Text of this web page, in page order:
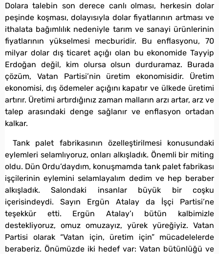
Dolara talebin son derece canlı olması, herkesin dolar
peşinde koşması, dolayısıyla dolar fiyatlarının artması ve
ithalata bağımlılık nedeniyle tarım ve sanayi ürünlerinin
fiyatlarının yükselmesi mecburidir. Bu enflasyonu, 70
milyar dolar dış ticaret açığı olan bu ekonomide Tayyip
Erdoğan değil, kim olursa olsun durduramaz. Burada
çözüm, Vatan Partisi’nin üretim ekonomisidir. Üretim
ekonomisi, dış ödemeler açığını kapatır ve ülkede üretimi
artırır. Üretimi artırdığınız zaman malların arzı artar, arz ve
talep arasındaki denge sağlanır ve enflasyon ortadan
kalkar.
Tank palet fabrikasının özelleştirilmesi konusundaki
eylemleri selamlıyoruz, onları alkışladık. Önemli bir miting
oldu. Dün Ordu’daydım, konuşmamda tank palet fabrikası
işçilerinin eylemini selamlayalım dedim ve hep beraber
alkışladık. Salondaki insanlar büyük bir coşku
içerisindeydi. Sayın Ergün Atalay da İşçi Partisi’ne
teşekkür etti. Ergün Atalay’ı bütün kalbimizle
destekliyoruz, omuz omuzayız, yürek yüreğiyiz. Vatan
Partisi olarak “Vatan için, üretim için” mücadelelerde
beraberiz. Önümüzde iki hedef var: Vatan bütünlüğü ve